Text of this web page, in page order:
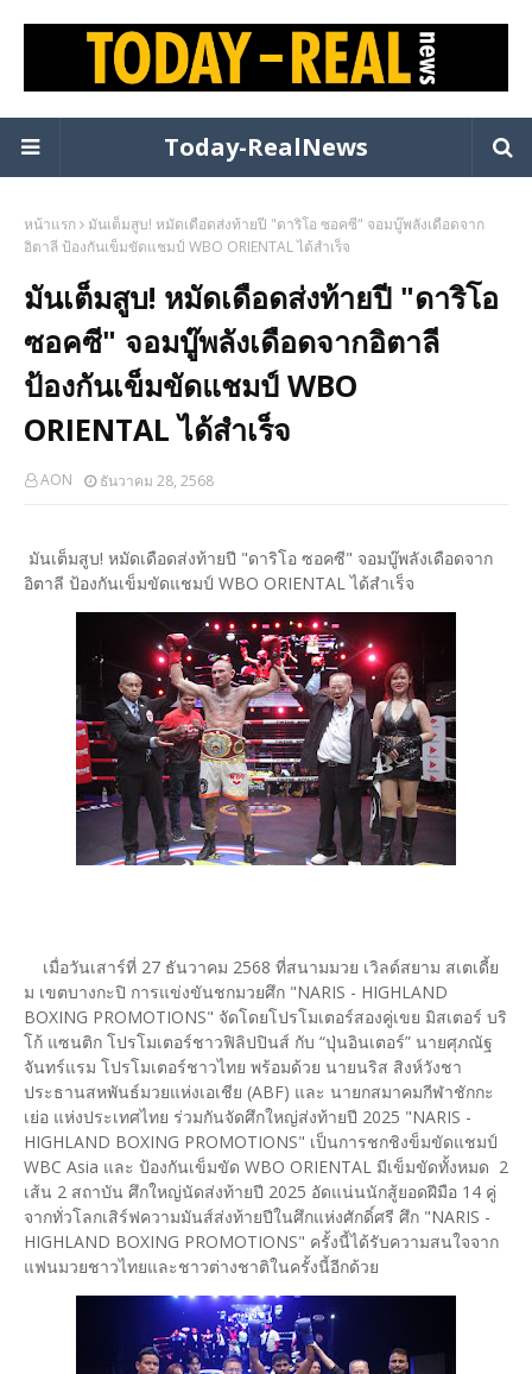
Today-RealNews
หน้าแรก
มันเต็มสูบ! หมัดเดือดส่งท้ายปี "ดาริโอ ซอคซี" จอมบู๊พลังเดือดจาก
อิตาลี ป้องกันเข็มขัดแชมป์ WBO ORIENTAL ได้สำเร็จ
มันเต็มสูบ! หมัดเดือดส่งท้ายปี "ดาริโอ
ซอคซี" จอมบู๊พลังเดือดจากอิตาลี
ป้องกันเข็มขัดแชมป์ WBO
ORIENTAL ได้สำเร็จ
AON ธันวาคม 28, 2568
มันเต็มสูบ! หมัดเดือดส่งท้ายปี "ดาริโอ ซอคซี" จอมบู๊พลังเดือดจาก
อิตาลี ป้องกันเข็มขัดแชมป์ WBO ORIENTAL ได้สำเร็จ
เมื่อวันเสาร์ที่ 27 ธันวาคม 2568 ที่สนามมวย เวิลด์สยาม สเตเดี้ย
ม เขตบางกะปิ การแข่งขันชกมวยศึก "NARIS - HIGHLAND
BOXING PROMOTIONS" จัดโดยโปรโมเตอร์สองคู่เขย มิสเตอร์ บริ
โก้ แซนติก โปรโมเตอร์ชาวฟิลิปปินส์ กับ “ปุ่นอินเตอร์” นายศุภณัฐ
จันทร์แรม โปรโมเตอร์ชาวไทย พร้อมด้วย นายนริส สิงห์วังชา
ประธานสหพันธ์มวยแห่งเอเชีย (ABF) และ นายกสมาคมกีฬาชักกะ
เย่อ แห่งประเทศไทย ร่วมกันจัดศึกใหญ่ส่งท้ายปี 2025 "NARIS -
HIGHLAND BOXING PROMOTIONS" เป็นการชกชิงข็มขัดแชมป์
WBC Asia และ ป้องกันเข็มขัด WBO ORIENTAL มีเข็มขัดทั้งหมด 2
เส้น 2 สถาบัน ศึกใหญ่นัดส่งท้ายปี 2025 อัดแน่นนักสู้ยอดฝีมือ 14 คู่
จากทั่วโลกเสิร์ฟความมันส์ส่งท้ายปีในศึกแห่งศักดิ์ศรี ศึก "NARIS -
HIGHLAND BOXING PROMOTIONS" ครั้งนี้ได้รับความสนใจจาก
แฟนมวยชาวไทยและชาวต่างชาติในครั้งนี้อีกด้วย